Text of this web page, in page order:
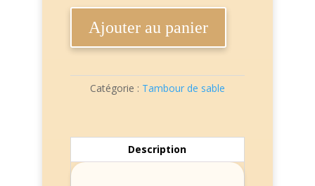
quantité
Tambour
de
Ajouter au panier
Catégorie : Tambour de sable
Description